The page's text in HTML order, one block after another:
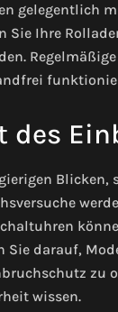
gelegentlich
Sie Ihre
des
Sie darauf,
zu
wissen.